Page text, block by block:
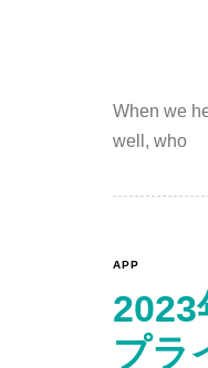
When we
well, who
APP
プラ